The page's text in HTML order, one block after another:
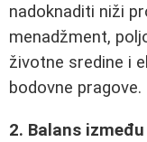
nadoknaditi niži
menadžment,
životne sredine i
bodovne pragove.
2. Balans